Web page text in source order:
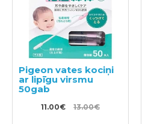
Pigeon vates kociņi
ar lipīgu virsmu
50gab
11.00€ 13.00€